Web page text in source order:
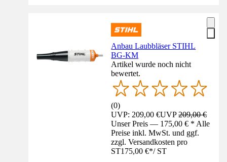
Anbau Laubbläser STIHL
BG-KM
Artikel wurde noch nicht
bewertet.
(0)
UVP: 209,00 €UVP209,00 €
Unser Preis — 175,00 € * Alle
Preise inkl. MwSt. und ggf.
zzgl. Versandkosten pro
ST175,00 €*/ ST